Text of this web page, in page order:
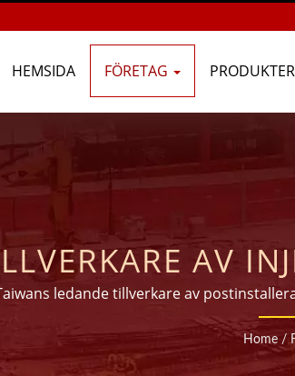
HEMSIDA FÖRETAG PRODUKTER
AV
20 ÅR |
ledande tillverkare av
Home /